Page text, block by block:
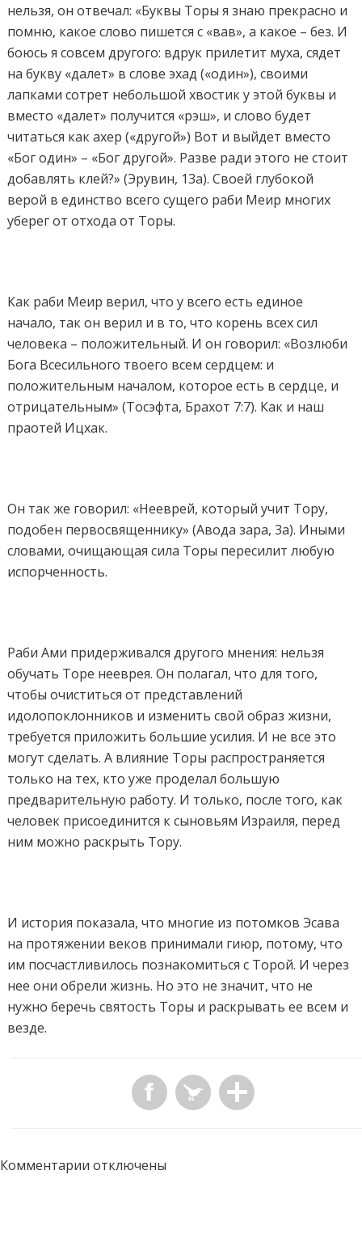
нельзя, он отвечал: «Буквы Торы я знаю прекрасно и
помню, какое слово пишется с «вав», а какое – без. И
боюсь я совсем другого: вдрук прилетит муха, сядет
на букву «далет» в слове эхад («один»), своими
лапками сотрет небольшой хвостик у этой буквы и
вместо «далет» получится «рэш», и слово будет
читаться как ахер («другой») Вот и выйдет вместо
«Бог один» – «Бог другой». Разве ради этого не стоит
добавлять клей?» (Эрувин, 13а). Своей глубокой
верой в единство всего сущего раби Меир многих
уберег от отхода от Торы.
Как раби Меир верил, что у всего есть единое
начало, так он верил и в то, что корень всех сил
человека – положительный. И он говорил: «Возлюби
Бога Всесильного твоего всем сердцем: и
положительным началом, которое есть в сердце, и
отрицательным» (Тосэфта, Брахот 7:7). Как и наш
праотей Ицхак.
Он так же говорил: «Нееврей, который учит Тору,
подобен первосвященнику» (Авода зара, 3а). Иными
словами, очищающая сила Торы пересилит любую
испорченность.
Раби Ами придерживался другого мнения: нельзя
обучать Торе нееврея. Он полагал, что для того,
чтобы очиститься от представлений
идолопоклонников и изменить свой образ жизни,
требуется приложить большие усилия. И не все это
могут сделать. А влияние Торы распространяется
только на тех, кто уже проделал большую
предварительную работу. И только, после того, как
человек присоединится к сыновьям Израиля, перед
ним можно раскрыть Тору.
И история показала, что многие из потомков Эсава
на протяжении веков принимали гиюр, потому, что
им посчастливилось познакомиться с Торой. И через
нее они обрели жизнь. Но это не значит, что не
нужно беречь святость Торы и раскрывать ее всем и
везде.
Комментарии отключены